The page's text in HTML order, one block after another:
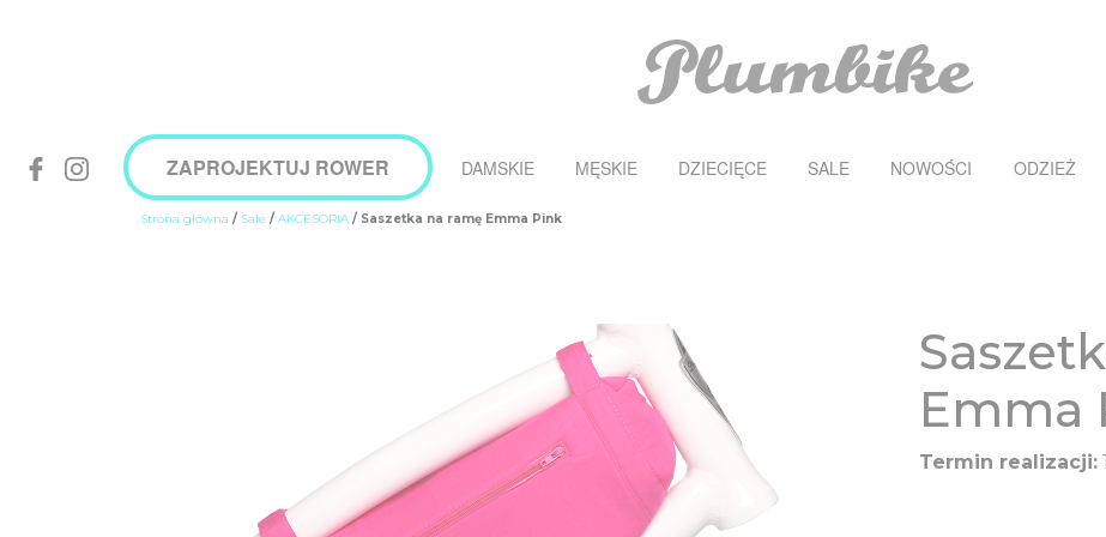
ZAPROJEKTUJ ROWER DAMSKIE MĘSKIE DZIECIĘCE SALE NOWOŚCI ODZIEŻ
Strona główna / Sale / AKCESORIA / Saszetka na ramę Emma Pink
Emma
Termin realizacji: